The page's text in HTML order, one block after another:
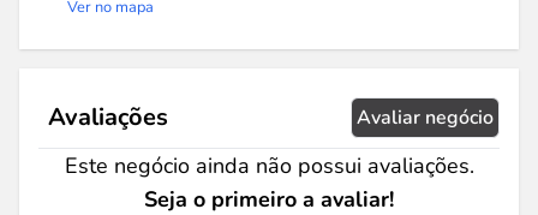
Ver no mapa
Avaliações Avaliar negócio
Este negócio ainda não possui avaliações.
Seja o primeiro a avaliar!